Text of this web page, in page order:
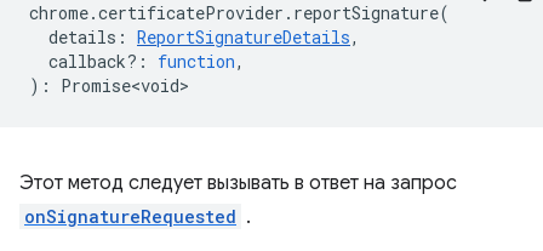
chrome.certificateProvider . reportSignature(
details : ReportSignatureDetails,
callback? : function,
) : Promise<void>
Этот метод следует вызывать в ответ на запрос
onSignatureRequested .